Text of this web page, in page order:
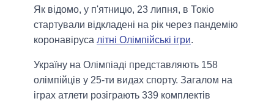
Як відомо, у п'ятницю, 23 липня, в Токіо
стартували відкладені на рік через пандемію
коронавіруса літні Олімпійські ігри.
Україну на Олімпіаді представляють 158
олімпійців у 25-ти видах спорту. Загалом на
іграх атлети розіграють 339 комплектів